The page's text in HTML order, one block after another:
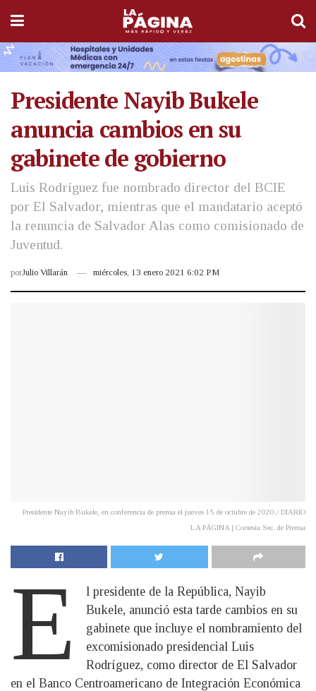
Presidente Nayib Bukele
anuncia cambios en su
gabinete de gobierno
Luis Rodríguez fue nombrado director del BCIE
por El Salvador, mientras que el mandatario aceptó
la renuncia de Salvador Alas como comisionado de
Juventud.
porJulio Villarán miércoles, 13 enero 2021 6:02 PM
Presidente Nayib Bukele, en conferencia de prensa el jueves 15 de octubre de 2020./ DIARIO
LA PÁGINA | Cortesía Sec. de Prensa
E
l presidente de la República, Nayib
Bukele, anunció esta tarde cambios en su
gabinete que incluye el nombramiento del
excomisionado presidencial Luis
Rodríguez, como director de El Salvador
en el Banco Centroamericano de Integración Económica